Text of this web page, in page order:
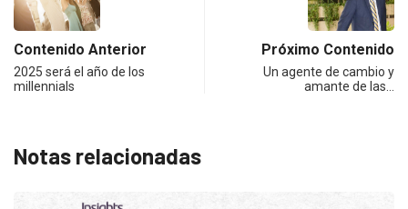
Contenido Anterior
2025 será el año de los
millennials
Próximo Contenido
Un agente de cambio y
amante de las…
Notas relacionadas